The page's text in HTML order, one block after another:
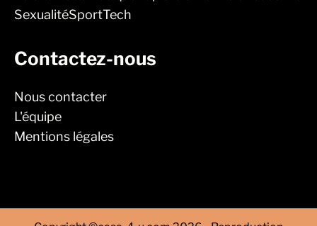
SexualitéSportTech
Contactez-nous
Nous contacter
L'équipe
Mentions légales